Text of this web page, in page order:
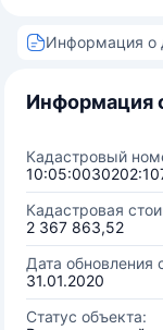
Информация о
Информация
Кадастровый
Кадастровая
2 367 863,52
Дата обновления
31.01.2020
Статус объекта: